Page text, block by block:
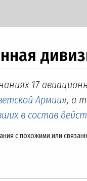
17
Армии», а
в состав
с похожими или